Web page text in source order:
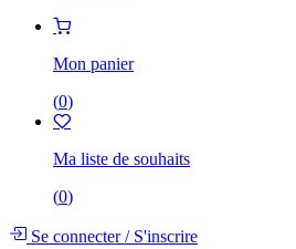
Mon panier
(0)
Ma liste de souhaits
(0)
Se connecter/S'inscrire